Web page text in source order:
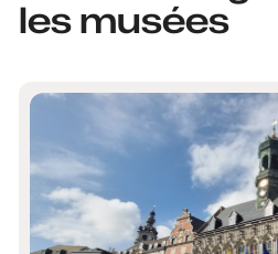
les musées